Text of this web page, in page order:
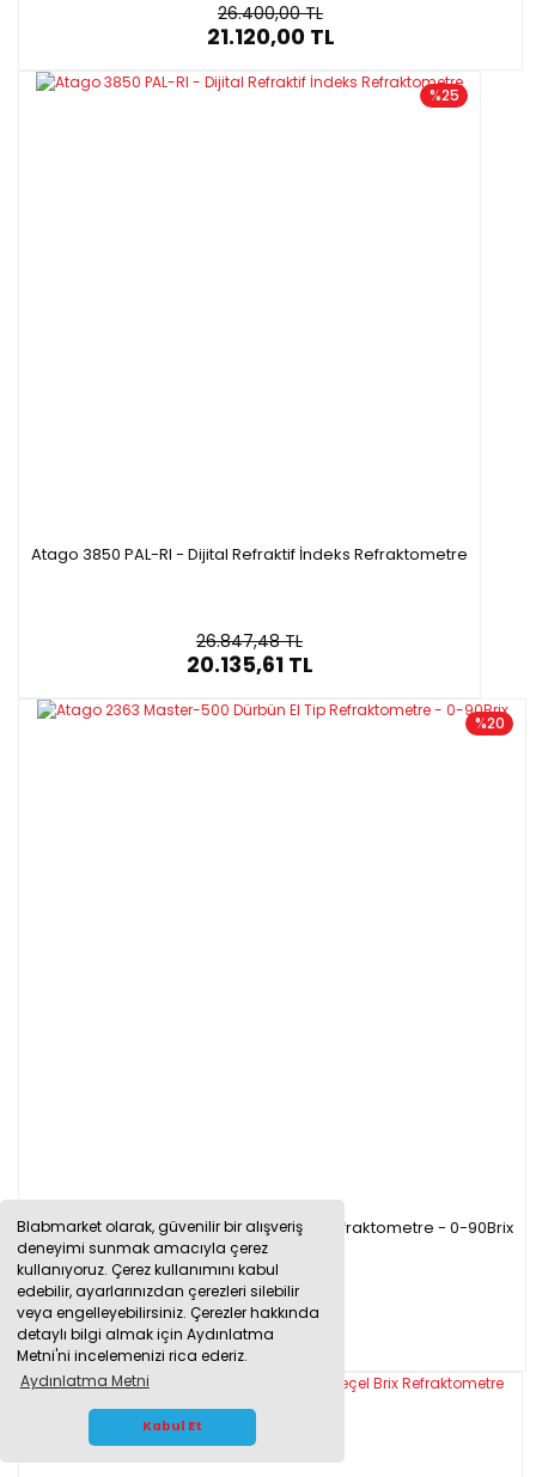
Blabmarket olarak, güvenilir bir alışveriş
deneyimi sunmak amacıyla çerez
kullanıyoruz. Çerez kullanımını kabul
edebilir, ayarlarınızdan çerezleri silebilir
veya engelleyebilirsiniz. Çerezler hakkında
detaylı bilgi almak için Aydınlatma
Metni'ni incelemenizi rica ederiz.
Aydınlatma Metni
Kabul Et
26.400,00 TL
21.120,00 TL
%25
Atago 3850 PAL-RI - Dijital Refraktif İndeks Refraktometre
26.847,48 TL
20.135,61 TL
%20
Atago 2363 Master-500 Dürbün El Tip Refraktometre - 0-90Brix
15.840,00 TL
12.672,00 TL
WHATSAPP İLETİŞİM